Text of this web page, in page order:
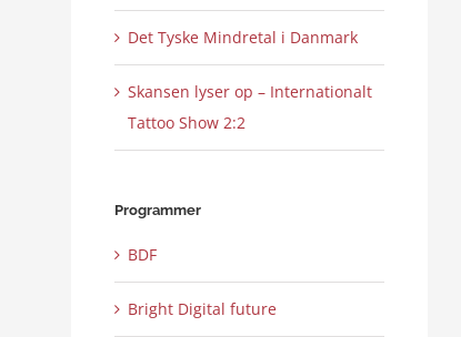
Det Tyske Mindretal i Danmark
Skansen lyser op – Internationalt
Tattoo Show 2:2
Programmer
BDF
Bright Digital future